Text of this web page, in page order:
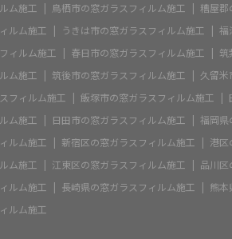
ム施工 鳥栖市の窓ガラスフィルム施工 糟屋郡
ルム施工 うきは市の窓ガラスフィルム施工
福
ィルム施工 春日市の窓ガラスフィルム施工
筑
ム施工 筑後市の窓ガラスフィルム施工
久留米
フィルム施工 飯塚市の窓ガラスフィルム施工
ム施工 日田市の窓ガラスフィルム施工 福岡県
ルム施工 新宿区の窓ガラスフィルム施工 港区
ム施工 江東区の窓ガラスフィルム施工 品川区
ルム施工 長崎県の窓ガラスフィルム施工 熊本
ルム施工